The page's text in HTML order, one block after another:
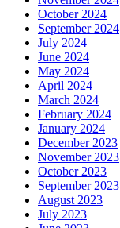
October 2024
September 2024
July 2024
June 2024
May 2024
April 2024
March 2024
February 2024
January 2024
December 2023
November 2023
October 2023
September 2023
August 2023
July 2023